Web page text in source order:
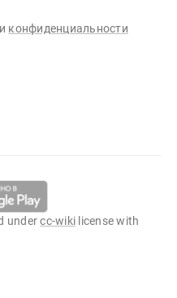
и конфиденциальности
undercc-wiki license with